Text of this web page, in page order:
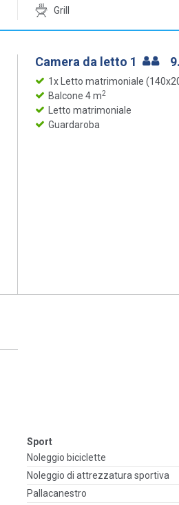
Grill
Camera da letto 1
1x Letto matrimoniale
Balcone 4 m2
Letto matrimoniale
Guardaroba
Sport
Noleggio biciclette
Noleggio di attrezzatura sportiva
Pallacanestro